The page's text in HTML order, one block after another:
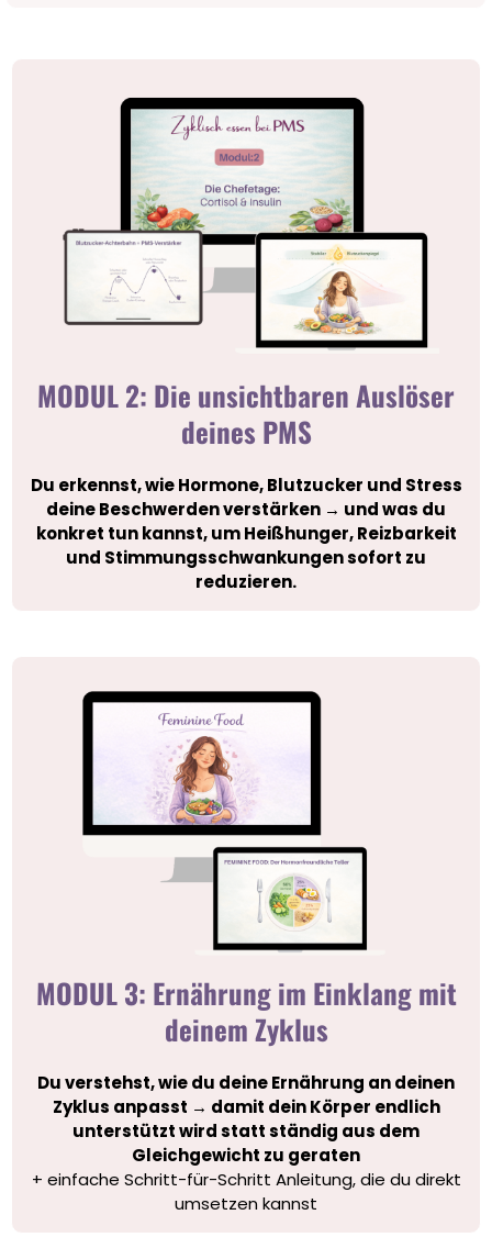
MODUL 2: Die unsichtbaren Auslöser
deines PMS
Du erkennst, wie Hormone, Blutzucker und Stress
deine Beschwerden verstärken → und was du
konkret tun kannst, um Heißhunger, Reizbarkeit
und Stimmungsschwankungen sofort zu
reduzieren.
MODUL 3: Ernährung im Einklang mit
deinem Zyklus
Du verstehst, wie du deine Ernährung an deinen
Zyklus anpasst → damit dein Körper endlich
unterstützt wird statt ständig aus dem
Gleichgewicht zu geraten
+ einfache Schritt-für-Schritt Anleitung, die du direkt
umsetzen kannst